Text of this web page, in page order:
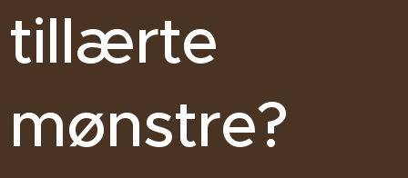
tillærte
mønstre?